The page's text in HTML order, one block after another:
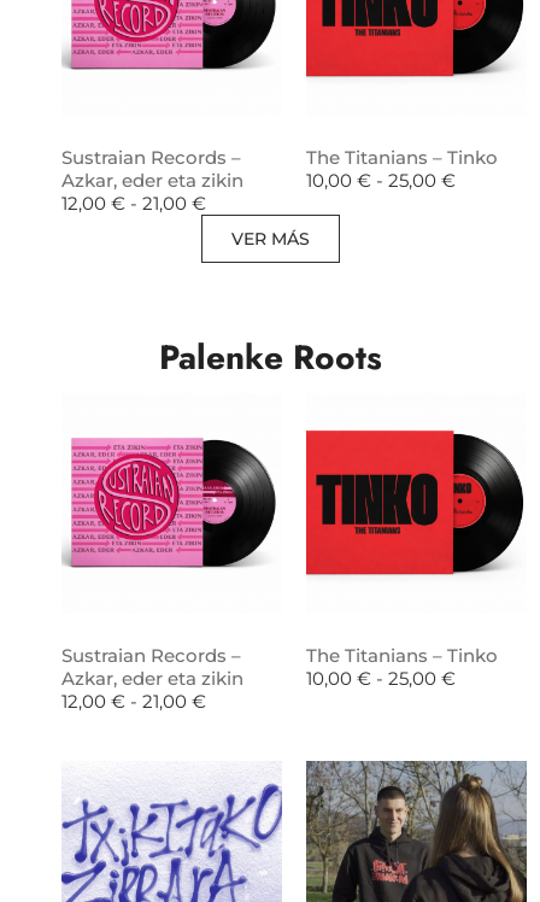
Sustraian Records –
Azkar, eder eta zikin
12,00 € - 21,00 €
The Titanians – Tinko
10,00 € - 25,00 €
VER MÁS
Palenke Roots
Sustraian Records –
Azkar, eder eta zikin
12,00 € - 21,00 €
The Titanians – Tinko
10,00 € - 25,00 €